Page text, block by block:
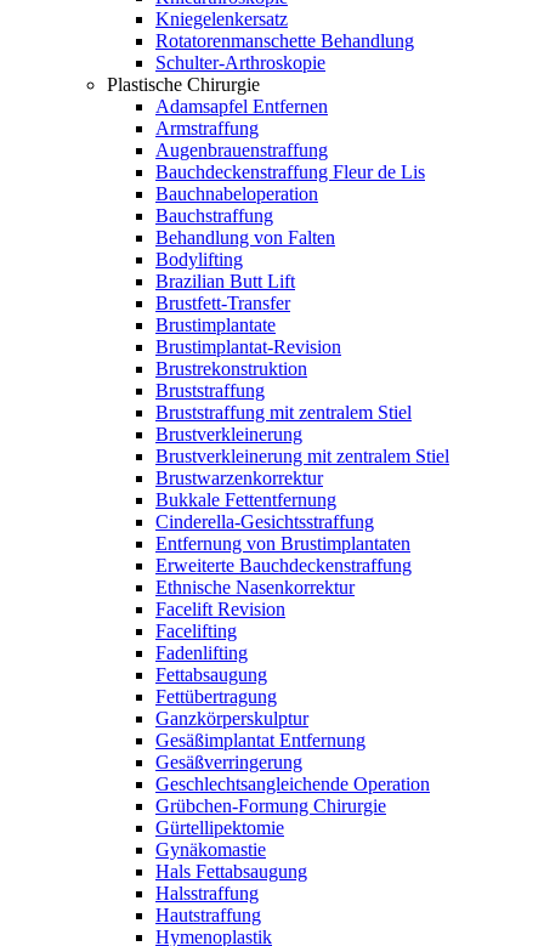
Kniegelenkersatz
Rotatorenmanschette Behandlung
Schulter-Arthroskopie
Plastische Chirurgie
Adamsapfel Entfernen
Armstraffung
Augenbrauenstraffung
Bauchdeckenstraffung Fleur de Lis
Bauchnabeloperation
Bauchstraffung
Behandlung von Falten
Bodylifting
Brazilian Butt Lift
Brustfett-Transfer
Brustimplantate
Brustimplantat-Revision
Brustrekonstruktion
Bruststraffung
Bruststraffung mit zentralem Stiel
Brustverkleinerung
Brustverkleinerung mit zentralem Stiel
Brustwarzenkorrektur
Bukkale Fettentfernung
Cinderella-Gesichtsstraffung
Entfernung von Brustimplantaten
Erweiterte Bauchdeckenstraffung
Ethnische Nasenkorrektur
Facelift Revision
Facelifting
Fadenlifting
Fettabsaugung
Fettübertragung
Ganzkörperskulptur
Gesäßimplantat Entfernung
Gesäßverringerung
Geschlechtsangleichende Operation
Grübchen-Formung Chirurgie
Gürtellipektomie
Gynäkomastie
Hals Fettabsaugung
Halsstraffung
Hautstraffung
Hymenoplastik